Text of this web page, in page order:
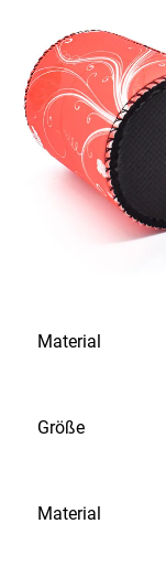
Material
Größe
Material